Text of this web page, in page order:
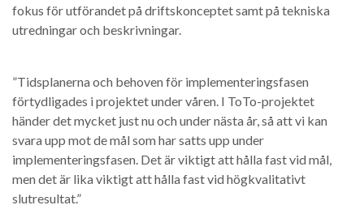
fokus för utförandet på driftskonceptet samt på tekniska
utredningar och beskrivningar.
”Tidsplanerna och behoven för implementeringsfasen
förtydligades i projektet under våren. I ToTo-projektet
händer det mycket just nu och under nästa år, så att vi kan
svara upp mot de mål som har satts upp under
implementeringsfasen. Det är viktigt att hålla fast vid mål,
men det är lika viktigt att hålla fast vid högkvalitativt
slutresultat.”